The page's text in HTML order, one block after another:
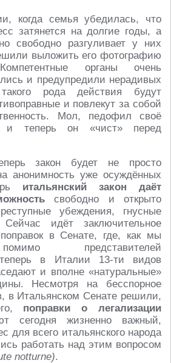
когда семья убедилась, что
затянется на долгие годы, а
свободно разгуливает у них
выложить его фотографию
органы очень
и предупредили нерадивых
рода действия будут
и повлекут за собой
Мол, педофил своё
и теперь он «чист» перед
закон будет не просто
анонимность уже осуждённых
итальянский закон
даёт
свободно и открыто
убеждения, гнусные
идёт заключительное
в Сенате, где, как мы
представителей
в Италии 13-ти видов
и вполне «натуральные»
Несмотря на бесспорное
в Итальянском Сенате решили,
поправки о легализации
сегодня жизненно важный,
для всего итальянского народа
работать над этим вопросом
notturne).